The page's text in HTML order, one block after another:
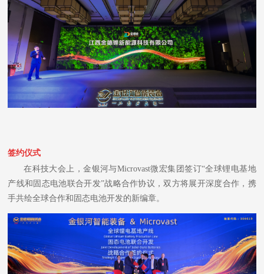
签约仪式
在科技大会上，金银河与Microvast微宏集团签订“全球锂电基地
产线和固态电池联合开发”战略合作协议，双方将展开深度合作，携
手共绘全球合作和固态电池开发的新编章。